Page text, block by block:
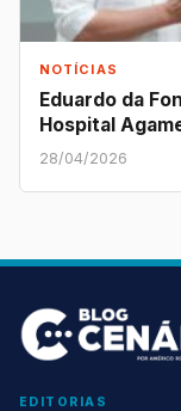
NOTÍCIAS
Eduardo da
Hospital
28/04/2026
EDITORIAS